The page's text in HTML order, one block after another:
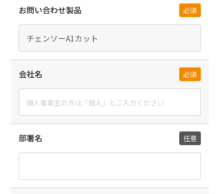
お問い合わせ製品 必須
会社名 必須
部署名 任意